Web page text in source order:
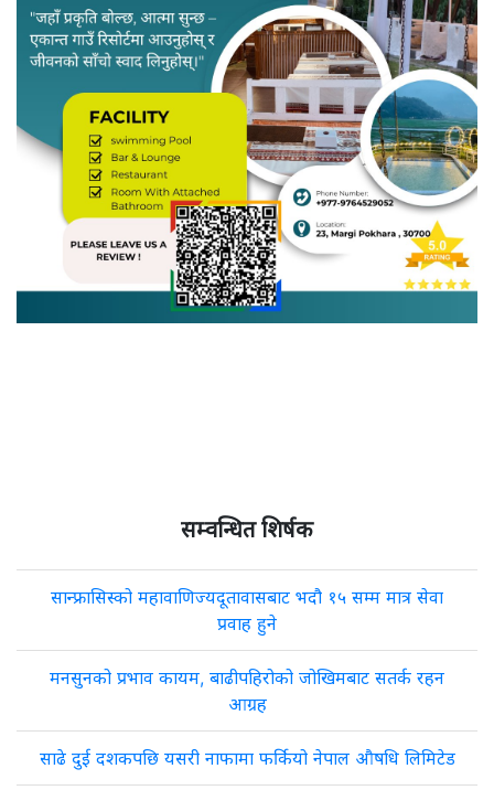
सम्वन्धित शिर्षक
सान्फ्रासिस्को महावाणिज्यदूतावासबाट भदौ १५ सम्म मात्र सेवा
प्रवाह हुने
मनसुनको प्रभाव कायम, बाढीपहिरोको जोखिमबाट सतर्क रहन
आग्रह
साढे दुई दशकपछि यसरी नाफामा फर्कियो नेपाल औषधि लिमिटेड